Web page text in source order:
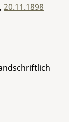
,20.11.1898